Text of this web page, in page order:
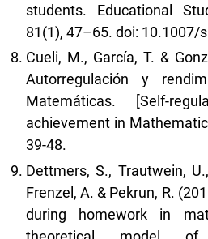
students. Educational
81(1), 47–65. doi: 10.1007/
Cueli, M., García, T. &
Autorregulación y
Matemáticas. [Self-
achievement in
39-48.
Dettmers, S., Trautwein,
Frenzel, A. & Pekrun, R.
during homework in